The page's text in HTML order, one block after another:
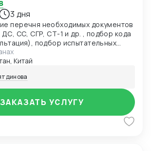
3 дня
перечня необходимых документов
подбор испытательных
заявки в центр сертификации.
технической
ТУ, ПС, РЭ, ОБ и др. для получения
5000руб)
Китай
ЗАКАЗАТЬ УСЛУГУ